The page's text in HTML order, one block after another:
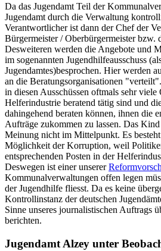
Da das Jugendamt Teil der
Jugendamt durch die Verwaltung
Verantwortlicher ist dann der Chef der
Bürgermeister / Oberbürgermeister bzw.
Desweiteren werden die Angebote und
im sogenannten Jugendhilfeausschuss
Jugendamtes)besprochen. Hier werden
an die Beratungsorganisationen
in diesen Ausschüssen oftmals sehr viele
Helferindustrie beratend tätig sind und
dahingehend beraten können, ihnen die
Aufträge zukommen zu lassen. Das
Meinung nicht im Mittelpunkt. Es
Möglichkeit der Korruption, weil
entsprechenden Posten in der
Deswegen ist einer unserer
Kommunalverwaltungen offen legen
der Jugendhilfe fliesst. Da es keine
Kontrollinstanz der deutschen
Sinne unseres journalistischen Auftrags
berichten.
Jugendamt Alzey unter